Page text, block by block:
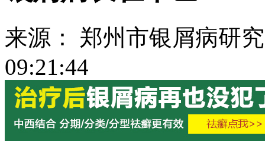
来源： 郑州市银屑病研
09:21:44